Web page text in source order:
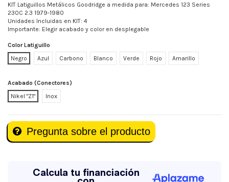
KIT Latiguillos Metálicos Goodridge a medida para: Mercedes 123 Series
230C 2.3 1979-1980
Unidades Incluidas en KIT: 4
Importante: Elegir acabado y color en desplegable
Color Latiguillo
Negro
Azul Carbono Blanco Verde Rojo Amarillo
Acabado (Conectores)
Nikel "Z1"
Inox
Pregunta sobre el producto